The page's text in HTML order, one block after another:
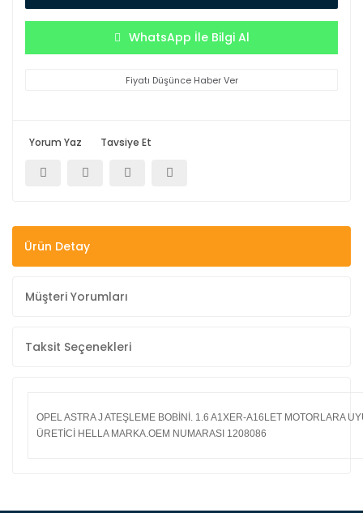
WhatsApp İle Bilgi Al
Fiyatı Düşünce Haber Ver
Yorum Yaz Tavsiye Et
Ürün Detay
Müşteri Yorumları
Taksit Seçenekleri
OPEL ASTRA J ATEŞLEME BOBİNİ. 1.6 A1XER-A16LET MOTORLARA
ÜRETİCİ HELLA MARKA.OEM NUMARASI 1208086